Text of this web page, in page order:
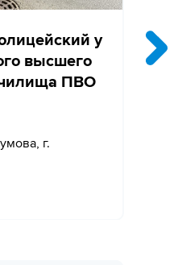
у
высшего
ПВО
г.